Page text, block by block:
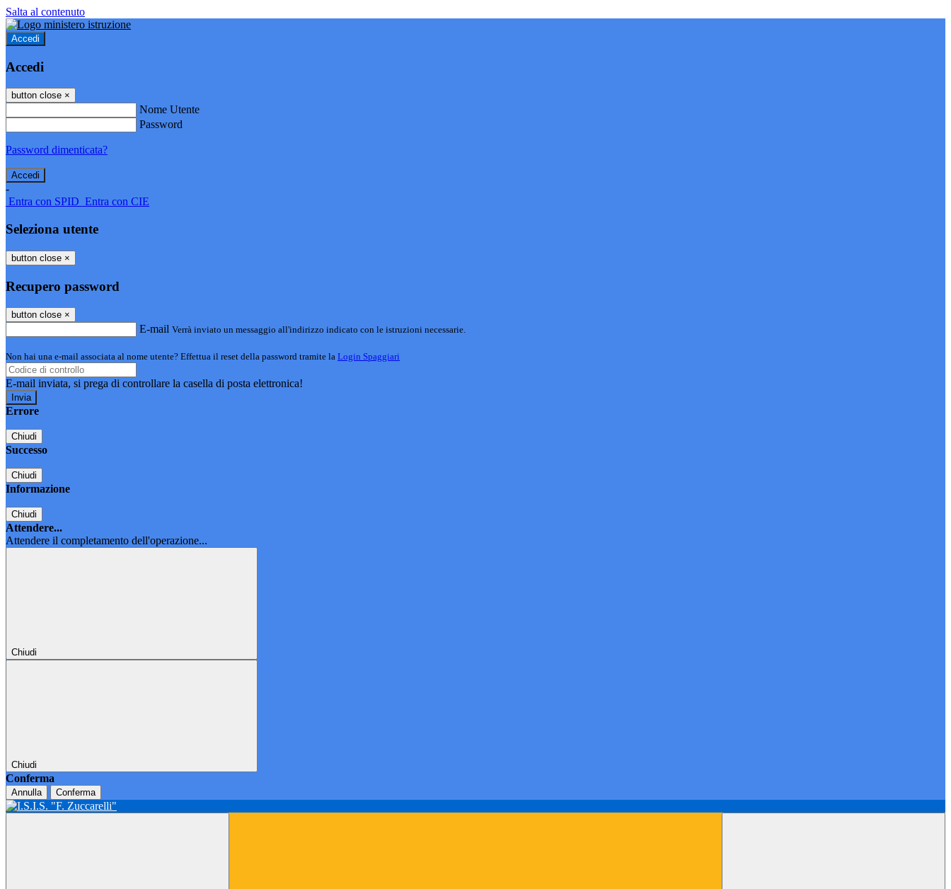
Salta al contenuto
Accedi
Accedi
button close ×
Nome Utente
Password
Password dimenticata?
-
Entra con SPID Entra con CIE
Seleziona utente
button close ×
Recupero password
button close ×
E-mail Verrà inviato un messaggio all'indirizzo indicato con le istruzioni necessarie.
Non hai una e-mail associata al nome utente? Effettua il reset della password tramite la Login Spaggiari
E-mail inviata, si prega di controllare la casella di posta elettronica!
Errore
Chiudi
Successo
Chiudi
Informazione
Chiudi
Attendere...
Attendere il completamento dell'operazione...
Chiudi
Chiudi
Conferma
Annulla Conferma